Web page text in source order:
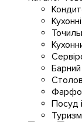
Барний
Посуд
Туризм